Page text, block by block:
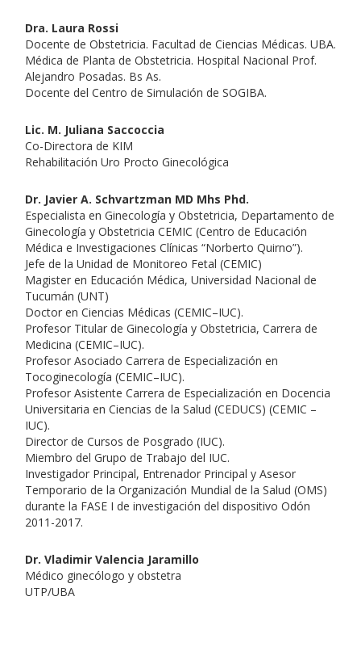
Dra. Laura Rossi
Docente de Obstetricia. Facultad de Ciencias Médicas. UBA.
Médica de Planta de Obstetricia. Hospital Nacional Prof.
Alejandro Posadas. Bs As.
Docente del Centro de Simulación de SOGIBA.
Lic. M. Juliana Saccoccia
Co-Directora de KIM
Rehabilitación Uro Procto Ginecológica
Dr. Javier A. Schvartzman MD Mhs Phd.
Especialista en Ginecología y Obstetricia, Departamento de
Ginecología y Obstetricia CEMIC (Centro de Educación
Médica e Investigaciones Clínicas “Norberto Quirno”).
Jefe de la Unidad de Monitoreo Fetal (CEMIC)
Magister en Educación Médica, Universidad Nacional de
Tucumán (UNT)
Doctor en Ciencias Médicas (CEMIC–IUC).
Profesor Titular de Ginecología y Obstetricia, Carrera de
Medicina (CEMIC–IUC).
Profesor Asociado Carrera de Especialización en
Tocoginecología (CEMIC–IUC).
Profesor Asistente Carrera de Especialización en Docencia
Universitaria en Ciencias de la Salud (CEDUCS) (CEMIC –
IUC).
Director de Cursos de Posgrado (IUC).
Miembro del Grupo de Trabajo del IUC.
Investigador Principal, Entrenador Principal y Asesor
Temporario de la Organización Mundial de la Salud (OMS)
durante la FASE I de investigación del dispositivo Odón
2011-2017.
Dr. Vladimir Valencia Jaramillo
Médico ginecólogo y obstetra
UTP/UBA